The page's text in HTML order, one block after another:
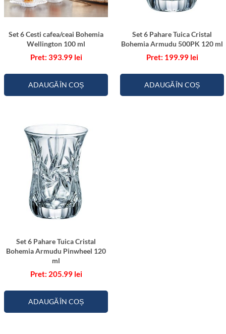
Set 6 Cesti cafea/ceai Bohemia
Wellington 100 ml
393.99 lei
ADAUGĂ ÎN COȘ
Set 6 Pahare Tuica Cristal
Bohemia Armudu 500PK 120 ml
199.99 lei
ADAUGĂ ÎN COȘ
Set 6 Pahare Tuica Cristal
Bohemia Armudu Pinwheel 120
ml
205.99 lei
ADAUGĂ ÎN COȘ